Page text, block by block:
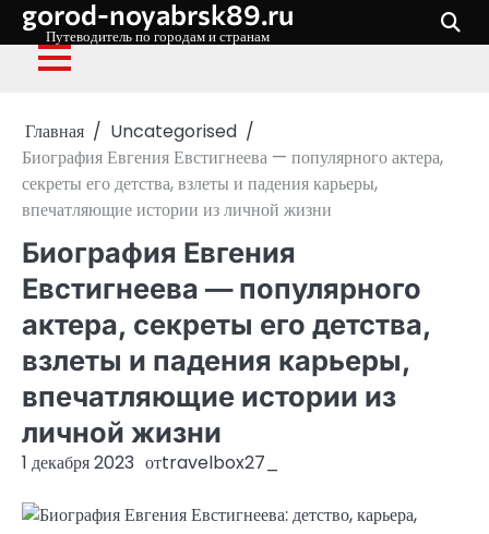
Перейти
содержимому
gorod-noyabrsk89.ru
Путеводитель по городам и странам
Главная
Uncategorised
Биография Евгения Евстигнеева — популярного актера,
секреты его детства, взлеты и падения карьеры,
впечатляющие истории из личной жизни
Биография Евгения
Евстигнеева — популярного
актера, секреты его детства,
взлеты и падения карьеры,
впечатляющие истории из
личной жизни
1 декабря 2023 отtravelbox27_